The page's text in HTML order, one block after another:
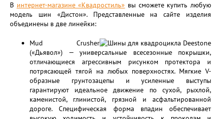
В интернет-магазине «Квадростиль» вы сможете купить любую
модель шин «Дистон». Представленные на сайте изделия
объединены в две линейки:
Mud Crusher
(«Дьявол») — универсальные всесезонные покрышки,
отличающиеся агрессивным рисунком протектора и
потрясающей тягой на любых поверхностях. Мягкие V-
образные грунтозацепы и усиленные выступы
гарантируют идеальное движение по сухой, рыхлой,
каменистой, глинистой, грязной и асфальтированной
дороге. Специфическая форма впадин обеспечивает